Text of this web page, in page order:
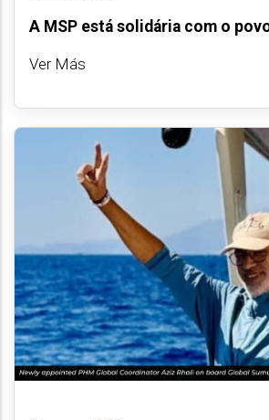
A MSP está solidária com o
Ver Más